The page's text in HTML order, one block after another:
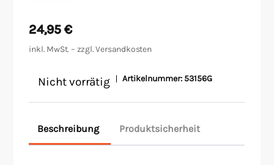
24,95€
inkl. MwSt. – zzgl.Versandkosten
Nicht vorrätig Artikelnummer: 53156G
Beschreibung Produktsicherheit